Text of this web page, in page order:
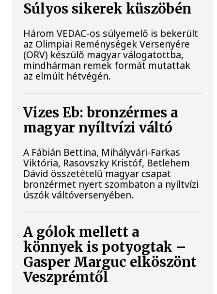
Súlyos sikerek küszöbén
Három VEDAC-os súlyemelő is bekerült
az Olimpiai Reménységek Versenyére
(ORV) készülő magyar válogatottba,
mindhárman remek formát mutattak
az elmúlt hétvégén.
Vizes Eb: bronzérmes a
magyar nyíltvízi váltó
A Fábián Bettina, Mihályvári-Farkas
Viktória, Rasovszky Kristóf, Betlehem
Dávid összetételű magyar csapat
bronzérmet nyert szombaton a nyíltvízi
úszók váltóversenyében.
A gólok mellett a
könnyek is potyogtak –
Gasper Marguc elköszönt
Veszprémtől